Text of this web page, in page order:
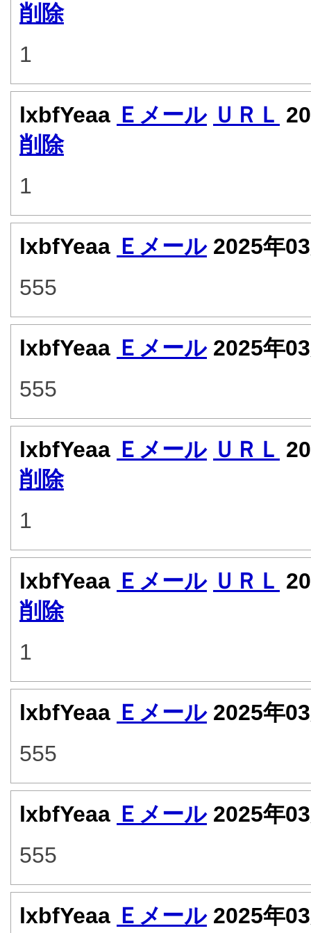
削除
1
lxbfYeaa Ｅメール ＵＲＬ
削除
1
lxbfYeaa Ｅメール 2025年
555
lxbfYeaa Ｅメール 2025年
555
lxbfYeaa Ｅメール ＵＲＬ
削除
1
lxbfYeaa Ｅメール ＵＲＬ
削除
1
lxbfYeaa Ｅメール 2025年
555
lxbfYeaa Ｅメール 2025年
555
lxbfYeaa Ｅメール 2025年